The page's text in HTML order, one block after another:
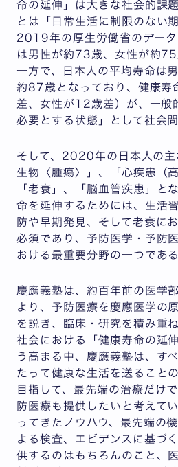
命の延伸」は大きな社会的課
とは「日常生活に制限のない
2019年の厚生労働省のデー
は男性が約73歳、女性が約75
一方で、日本人の平均寿命は
約87歳となっており、健康寿
差、女性が12歳差）が、一般
必要とする状態」として社会
そして、2020年の日本人の主
生物〈腫瘍〉」、「心疾患（
「老衰」、「脳血管疾患」と
命を延伸するためには、生活
防や早期発見、そして老衰に
必須であり、予防医学・予防
おける最重要分野の一つであ
慶應義塾は、約百年前の医学
より、予防医療を慶應医学の
を説き、臨床・研究を積み重
社会における「健康寿命の延
う高まる中、慶應義塾は、す
たって健康な生活を送ること
目指して、最先端の治療だけ
防医療も提供したいと考えて
ってきたノウハウ、最先端の
よる検査、エビデンスに基づ
供するのはもちろんのこと、